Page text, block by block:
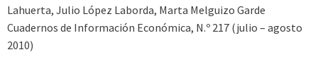
Lahuerta, Julio López Laborda, Marta Melguizo Garde
Cuadernos de Información Económica, N.º 217 (julio – agosto
2010)